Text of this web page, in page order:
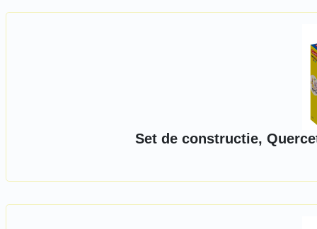
Set de constructie,